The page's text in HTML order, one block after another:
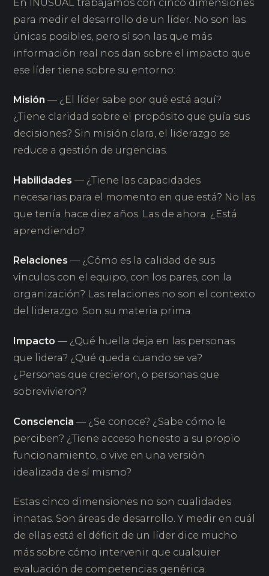
En INUSUAL trabajamos con cinco dimensiones
para medir el desarrollo de un líder. No son las
únicas posibles, pero sí son las que más
información real nos dan sobre el impacto que
ese líder tiene sobre su entorno:
Misión — ¿El líder sabe por qué está aquí?
¿Tiene claridad sobre el propósito que guía sus
decisiones? Sin misión clara, el liderazgo se
reduce a gestión de urgencias.
Habilidades — ¿Tiene las capacidades
necesarias para el momento en que está? No las
que tenía hace diez años. Las de ahora. ¿Está
aprendiendo?
Relaciones — ¿Cómo es la calidad de sus
vínculos con el equipo, con los pares, con la
organización? Las relaciones no son el contexto
del liderazgo. Son su materia prima.
Impacto — ¿Qué huella deja en las personas
que lidera? ¿Qué queda cuando se va?
¿Personas que crecieron, o personas que
sobrevivieron?
Consciencia — ¿Se conoce? ¿Sabe cómo le
perciben? ¿Tiene acceso honesto a su propio
funcionamiento, o vive en una versión
idealizada de sí mismo?
Estas cinco dimensiones no son cualidades
innatas. Son áreas de desarrollo. Y medir en cuál
de ellas está el déficit de un líder dice mucho
más sobre cómo intervenir que cualquier
evaluación de competencias genérica.